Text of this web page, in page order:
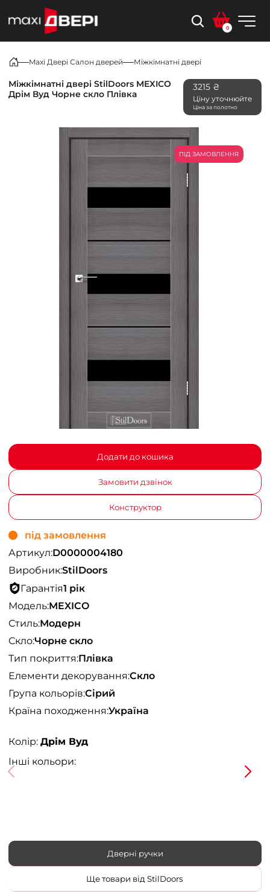
0
Maxi Двері Салон дверей Міжкімнатні двері
Міжкімнатні двері StilDoors MEXICO
Дрім Вуд Чорне скло Плівка
3215 ₴
Ціну уточнюйте
Ціна за полотно
ПІД ЗАМОВЛЕННЯ
Додати до кошика
Замовити дзвінок
Конструктор
під замовлення
Артикул:D0000004180
Виробник:StilDoors
Гарантія1 рік
Модель:MEXICO
Стиль:Модерн
Скло:Чорне скло
Тип покриття:Плівка
Елементи декорування:Скло
Група кольорів:Сірий
Країна походження:Україна
Колір: Дрім Вуд
Інші кольори:
Дверні ручки
Ще товари від StilDoors